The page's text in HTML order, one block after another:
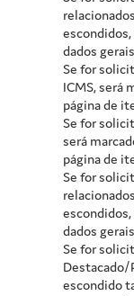
dados
Se for
ICMS, será
página de
Se for
será
página de
Se for
dados
Se for
Destacado/
escondido